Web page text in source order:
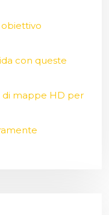
obiettivo
con queste
di mappe HD per